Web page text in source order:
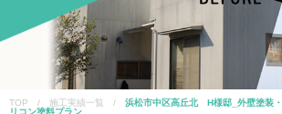
TOP / 施工実績一覧 / 浜松市中区高丘北 H様邸_外壁塗装
リコン塗料プラン